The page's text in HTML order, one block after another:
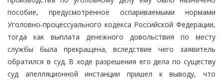
пособие, предусмотренное оспариваемыми нормами
Уголовно-процессуального кодекса Российской Федерации,
тогда как выплата денежного довольствия по месту
службы была прекращена, вследствие чего заявитель
обратился в суд. В ходе разрешения его дела по существу
суд апелляционной инстанции пришел к выводу, что